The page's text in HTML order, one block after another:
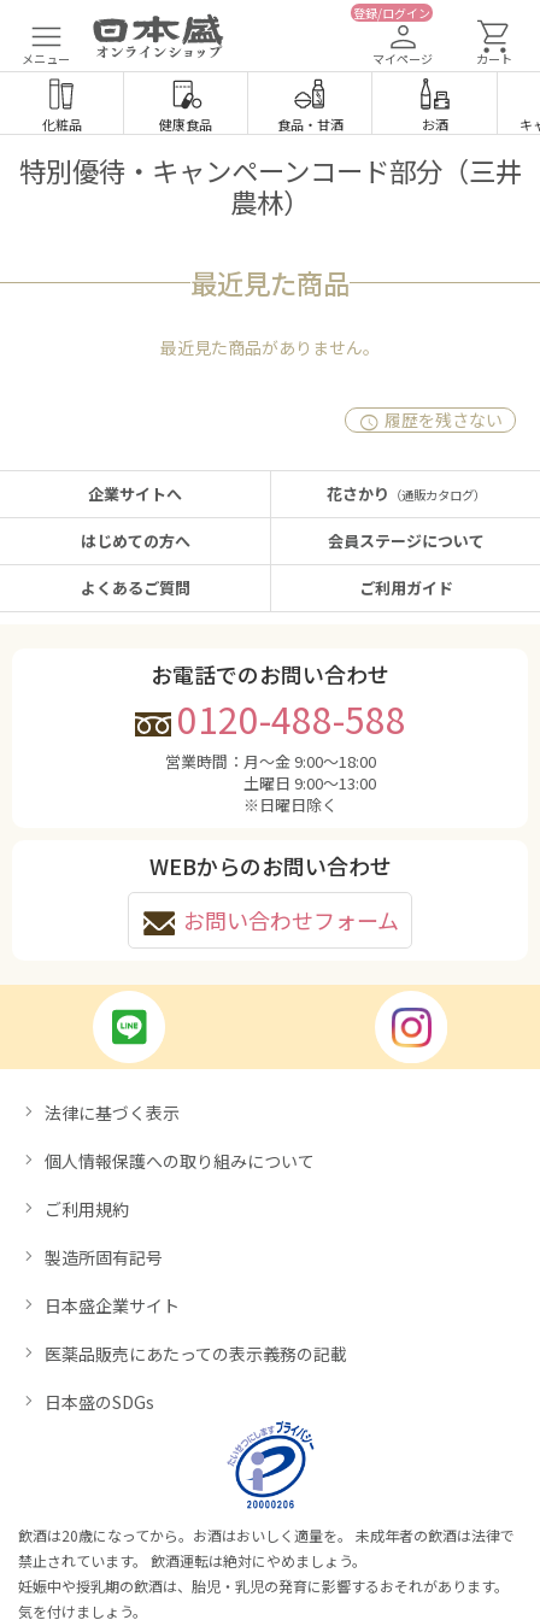
メニュー
登録/ログイン
マイページ カート
化粧品 健康食品 食品・ 甘酒 お酒 キ
特別優待・キャンペーンコード部分（三井
農林）
最近見た商品
最近見た商品がありません。
履歴を残さない
企業サイトへ
はじめての方へ
よくあるご質問
花さかり （通販カタログ）
会員ステージについて
ご利用ガイド
お電話でのお問い合わせ
0120-488-588
営業時間： 月〜金 9:00〜18:00
土曜日 9:00〜13:00
※日曜日除く
WEBからのお問い合わせ
お問い合わせフォーム
法律に基づく表示
個人情報保護への取り組みについて
ご利用規約
製造所固有記号
日本盛企業サイト
医薬品販売にあたっての表示義務の記載
日本盛のSDGs
飲酒は20歳になってから。お酒はおいしく適量を。 未成年者の飲酒は法律で
禁止されています。 飲酒運転は絶対にやめましょう。
妊娠中や授乳期の飲酒は、胎児・乳児の発育に影響するおそれがあります。
気を付けましょう。